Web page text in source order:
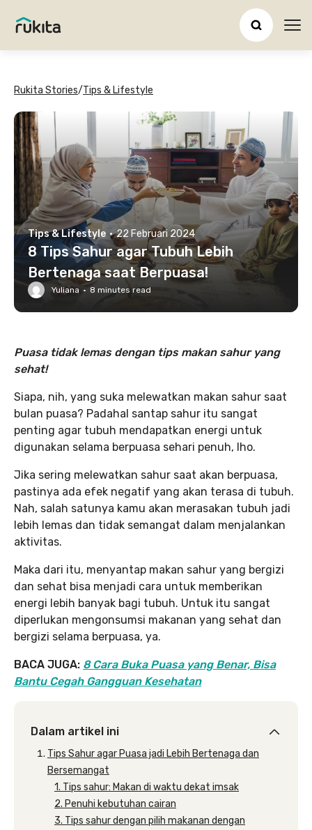
Rukita Stories/Tips & Lifestyle
Tips & Lifestyle · 22 Februari 2024
8 Tips Sahur agar Tubuh Lebih
Bertenaga saat Berpuasa!
Yuliana · 8 minutes read
Puasa tidak lemas dengan tips makan sahur yang
sehat!
Siapa, nih, yang suka melewatkan makan sahur saat
bulan puasa? Padahal santap sahur itu sangat
penting agar tubuh mendapatkan energi untuk
digunakan selama berpuasa sehari penuh, lho.
Jika sering melewatkan sahur saat akan berpuasa,
pastinya ada efek negatif yang akan terasa di tubuh.
Nah, salah satunya kamu akan merasakan tubuh jadi
lebih lemas dan tidak semangat dalam menjalankan
aktivitas.
Maka dari itu, menyantap makan sahur yang bergizi
dan sehat bisa menjadi cara untuk memberikan
energi lebih banyak bagi tubuh. Untuk itu sangat
diperlukan mengonsumsi makanan yang sehat dan
bergizi selama berpuasa, ya.
BACA JUGA: 8 Cara Buka Puasa yang Benar, Bisa
Bantu Cegah Gangguan Kesehatan
Dalam artikel ini
Tips Sahur agar Puasa jadi Lebih Bertenaga dan
Bersemangat
1. Tips sahur: Makan di waktu dekat imsak
2. Penuhi kebutuhan cairan
3. Tips sahur dengan pilih makanan dengan